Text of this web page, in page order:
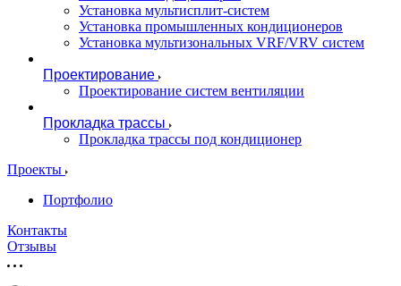
Установка мультисплит-систем
Установка промышленных кондиционеров
Установка мультизональных VRF/VRV систем
Проектирование
Проектирование систем вентиляции
Прокладка трассы
Прокладка трассы под кондиционер
Проекты
Портфолио
Контакты
Отзывы